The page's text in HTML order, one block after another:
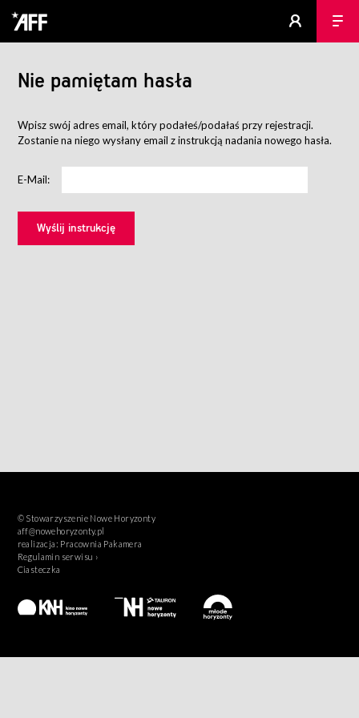
Nie pamiętam hasła
Wpisz swój adres email, który podałeś/podałaś przy rejestracji.
Zostanie na niego wysłany email z instrukcją nadania nowego hasła.
E-Mail:
© Stowarzyszenie Nowe Horyzonty
aff@nowehoryzonty.pl
realizacja: Pracownia Pakamera
Regulamin serwisu ›
Ciasteczka